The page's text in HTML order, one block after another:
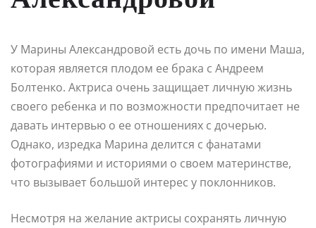
У Марины Александровой есть дочь по имени Маша,
которая является плодом ее брака с Андреем
Болтенко. Актриса очень защищает личную жизнь
своего ребенка и по возможности предпочитает не
давать интервью о ее отношениях с дочерью.
Однако, изредка Марина делится с фанатами
фотографиями и историями о своем материнстве,
что вызывает большой интерес у поклонников.
Несмотря на желание актрисы сохранять личную